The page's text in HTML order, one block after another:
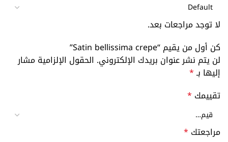
لا توجد مراجعات بعد.
كن أول من يقيم “Satin bellissima crepe”
لن يتم نشر عنوان بريدك الإلكتروني. الحقول الإلزامية مشار
إليها بـ*
تقييمك *
مراجعتك *